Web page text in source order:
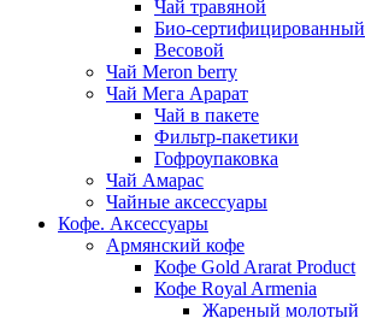
Чай травяной
Био-сертифицированный
Весовой
Чай Meron berry
Чай Мега Арарат
Чай в пакете
Фильтр-пакетики
Гофроупаковка
Чай Амарас
Чайные аксессуары
Кофе. Аксессуары
Армянский кофе
Кофе Gold Ararat Product
Кофе Royal Armenia
Жареный молотый